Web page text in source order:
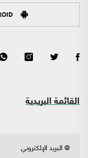
القائمة البريدية